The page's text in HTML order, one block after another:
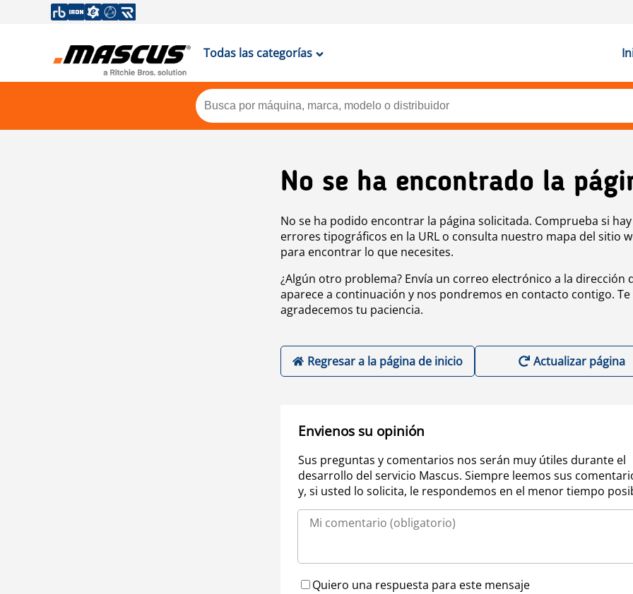
Todas las categorías
No se ha encontrado la
No se ha podido encontrar la página solicitada. Comprueba si hay
errores tipográficos en la URL o consulta nuestro mapa del sitio
para encontrar lo que necesites.
¿Algún otro problema? Envía un correo electrónico a la dirección
aparece a continuación y nos pondremos en contacto contigo. Te
agradecemos tu paciencia.
Regresar a la página de inicio Actualizar página
Envienos su opinión
Sus preguntas y comentarios nos serán muy útiles durante el
desarrollo del servicio Mascus. Siempre leemos sus
y, si usted lo solicita, le respondemos en el menor tiempo
Quiero una respuesta para este mensaje